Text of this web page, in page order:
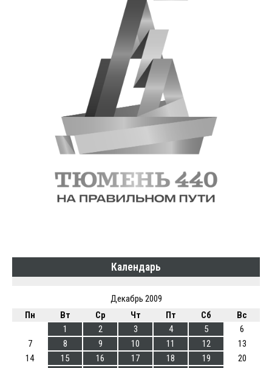
Календарь
Декабрь 2009
Пн
Вт Ср Чт Пт Сб
Вс
1
2 3 4 5
6
7
8 9 10 11 12
13
14
15 16 17 18 19
20